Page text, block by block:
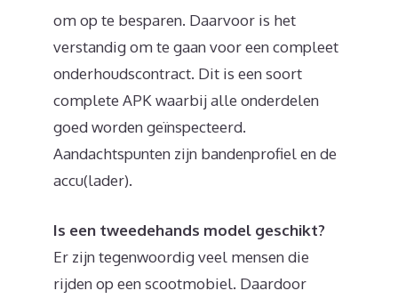
om op te besparen. Daarvoor is het
verstandig om te gaan voor een compleet
onderhoudscontract. Dit is een soort
complete APK waarbij alle onderdelen
goed worden geïnspecteerd.
Aandachtspunten zijn bandenprofiel en de
accu(lader).
Is een tweedehands model geschikt?
Er zijn tegenwoordig veel mensen die
rijden op een scootmobiel. Daardoor